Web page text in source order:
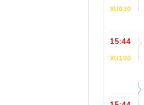
XU030
15:44
XU100